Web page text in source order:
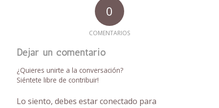
0
COMENTARIOS
Dejar un comentario
¿Quieres unirte a la conversación?
Siéntete libre de contribuir!
Lo siento, debes estarconectado para